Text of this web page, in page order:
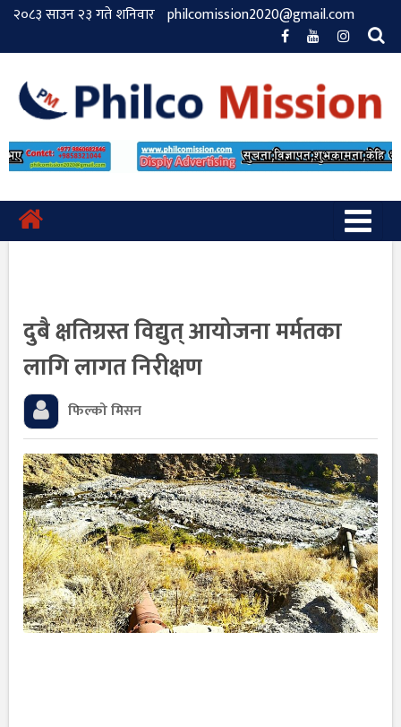
२०८३ साउन २३ गते शनिवार philcomission2020@gmail.com
दुबै क्षतिग्रस्त विद्युत् आयोजना मर्मतका
लागि लागत निरीक्षण
फिल्को मिसन